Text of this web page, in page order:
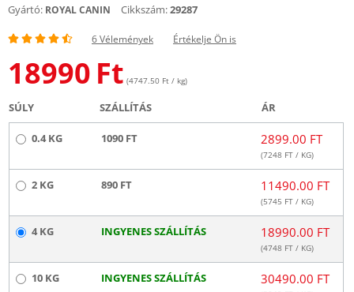
Gyártó: ROYAL CANIN Cikkszám:29287
6 Vélemények Értékelje Ön is
18990 Ft (4747.50 Ft / kg)
SÚLY SZÁLLÍTÁS ÁR
0.4 KG 1090 FT 2899.00 FT
(7248 FT / KG)
2 KG 890 FT 11490.00 FT
(5745 FT / KG)
4 KG INGYENES SZÁLLÍTÁS 18990.00 FT
(4748 FT / KG)
10 KG INGYENES SZÁLLÍTÁS 30490.00 FT